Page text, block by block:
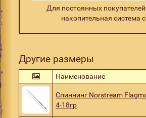
Для постоянных покупателей
накопительная система
Другие размеры
Наименование
Спиннинг Norstream
4-18гр